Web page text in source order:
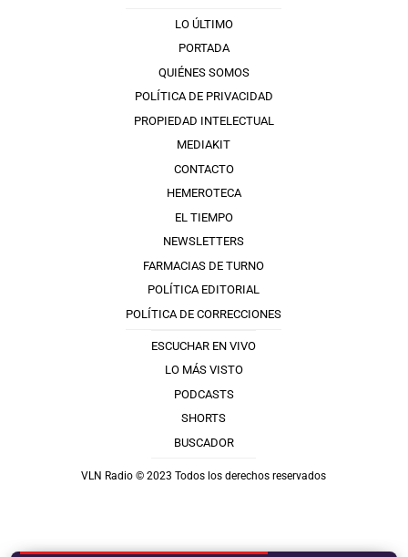
LO ÚLTIMO
PORTADA
QUIÉNES SOMOS
POLÍTICA DE PRIVACIDAD
PROPIEDAD INTELECTUAL
MEDIAKIT
CONTACTO
HEMEROTECA
EL TIEMPO
NEWSLETTERS
FARMACIAS DE TURNO
POLÍTICA EDITORIAL
POLÍTICA DE CORRECCIONES
ESCUCHAR EN VIVO
LO MÁS VISTO
PODCASTS
SHORTS
BUSCADOR
VLN Radio © 2023 Todos los derechos reservados